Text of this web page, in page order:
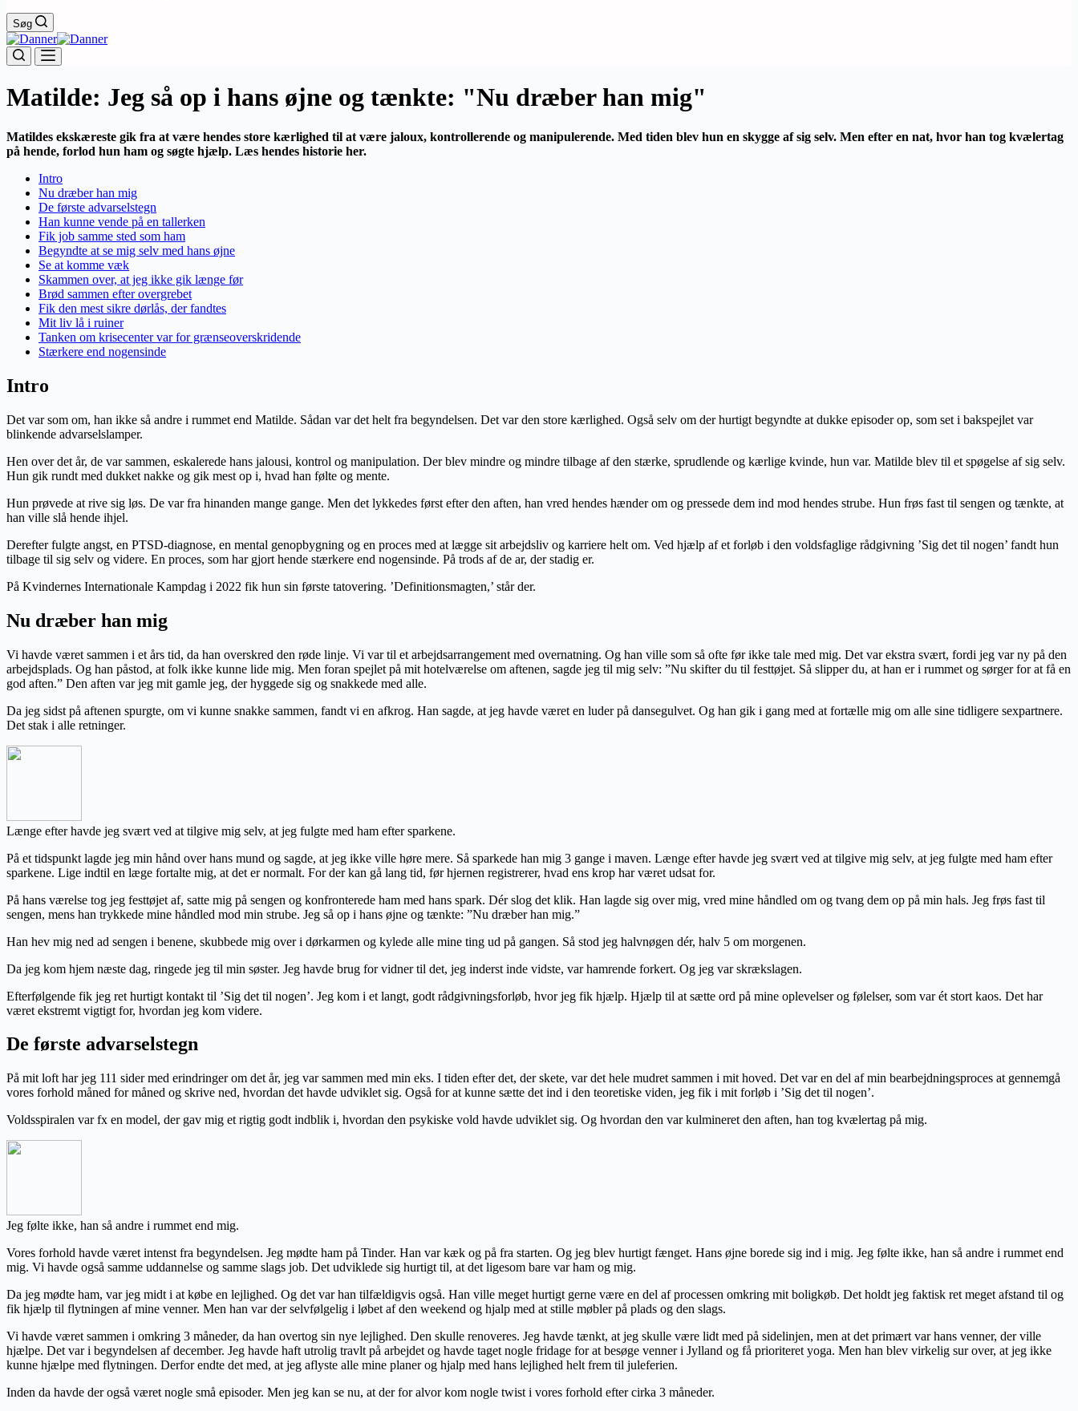
Søg
Matilde: Jeg så op i hans øjne og tænkte: "Nu dræber han mig"
Matildes ekskæreste gik fra at være hendes store kærlighed til at være jaloux, kontrollerende og manipulerende. Med tiden blev hun en skygge af sig selv. Men efter en nat, hvor han tog kvælertag
på hende, forlod hun ham og søgte hjælp. Læs hendes historie her.
Intro
Nu dræber han mig
De første advarselstegn
Han kunne vende på en tallerken
Fik job samme sted som ham
Begyndte at se mig selv med hans øjne
Se at komme væk
Skammen over, at jeg ikke gik længe før
Brød sammen efter overgrebet
Fik den mest sikre dørlås, der fandtes
Mit liv lå i ruiner
Tanken om krisecenter var for grænseoverskridende
Stærkere end nogensinde
Intro
Det var som om, han ikke så andre i rummet end Matilde. Sådan var det helt fra begyndelsen. Det var den store kærlighed. Også selv om der hurtigt begyndte at dukke episoder op, som set i bakspejlet var
blinkende advarselslamper.
Hen over det år, de var sammen, eskalerede hans jalousi, kontrol og manipulation. Der blev mindre og mindre tilbage af den stærke, sprudlende og kærlige kvinde, hun var. Matilde blev til et spøgelse af sig selv.
Hun gik rundt med dukket nakke og gik mest op i, hvad han følte og mente.
Hun prøvede at rive sig løs. De var fra hinanden mange gange. Men det lykkedes først efter den aften, han vred hendes hænder om og pressede dem ind mod hendes strube. Hun frøs fast til sengen og tænkte, at
han ville slå hende ihjel.
Derefter fulgte angst, en PTSD-diagnose, en mental genopbygning og en proces med at lægge sit arbejdsliv og karriere helt om. Ved hjælp af et forløb i den voldsfaglige rådgivning ’Sig det til nogen’ fandt hun
tilbage til sig selv og videre. En proces, som har gjort hende stærkere end nogensinde. På trods af de ar, der stadig er.
På Kvindernes Internationale Kampdag i 2022 fik hun sin første tatovering. ’Definitionsmagten,’ står der.
Nu dræber han mig
Vi havde været sammen i et års tid, da han overskred den røde linje. Vi var til et arbejdsarrangement med overnatning. Og han ville som så ofte før ikke tale med mig. Det var ekstra svært, fordi jeg var ny på den
arbejdsplads. Og han påstod, at folk ikke kunne lide mig. Men foran spejlet på mit hotelværelse om aftenen, sagde jeg til mig selv: ”Nu skifter du til festtøjet. Så slipper du, at han er i rummet og sørger for at få en
god aften.” Den aften var jeg mit gamle jeg, der hyggede sig og snakkede med alle.
Da jeg sidst på aftenen spurgte, om vi kunne snakke sammen, fandt vi en afkrog. Han sagde, at jeg havde været en luder på dansegulvet. Og han gik i gang med at fortælle mig om alle sine tidligere sexpartnere.
Det stak i alle retninger.
Længe efter havde jeg svært ved at tilgive mig selv, at jeg fulgte med ham efter sparkene.
På et tidspunkt lagde jeg min hånd over hans mund og sagde, at jeg ikke ville høre mere. Så sparkede han mig 3 gange i maven. Længe efter havde jeg svært ved at tilgive mig selv, at jeg fulgte med ham efter
sparkene. Lige indtil en læge fortalte mig, at det er normalt. For der kan gå lang tid, før hjernen registrerer, hvad ens krop har været udsat for.
På hans værelse tog jeg festtøjet af, satte mig på sengen og konfronterede ham med hans spark. Dér slog det klik. Han lagde sig over mig, vred mine håndled om og tvang dem op på min hals. Jeg frøs fast til
sengen, mens han trykkede mine håndled mod min strube. Jeg så op i hans øjne og tænkte: ”Nu dræber han mig.”
Han hev mig ned ad sengen i benene, skubbede mig over i dørkarmen og kylede alle mine ting ud på gangen. Så stod jeg halvnøgen dér, halv 5 om morgenen.
Da jeg kom hjem næste dag, ringede jeg til min søster. Jeg havde brug for vidner til det, jeg inderst inde vidste, var hamrende forkert. Og jeg var skrækslagen.
Efterfølgende fik jeg ret hurtigt kontakt til ’Sig det til nogen’. Jeg kom i et langt, godt rådgivningsforløb, hvor jeg fik hjælp. Hjælp til at sætte ord på mine oplevelser og følelser, som var ét stort kaos. Det har
været ekstremt vigtigt for, hvordan jeg kom videre.
De første advarselstegn
På mit loft har jeg 111 sider med erindringer om det år, jeg var sammen med min eks. I tiden efter det, der skete, var det hele mudret sammen i mit hoved. Det var en del af min bearbejdningsproces at gennemgå
vores forhold måned for måned og skrive ned, hvordan det havde udviklet sig. Også for at kunne sætte det ind i den teoretiske viden, jeg fik i mit forløb i ’Sig det til nogen’.
Voldsspiralen var fx en model, der gav mig et rigtig godt indblik i, hvordan den psykiske vold havde udviklet sig. Og hvordan den var kulmineret den aften, han tog kvælertag på mig.
Jeg følte ikke, han så andre i rummet end mig.
Vores forhold havde været intenst fra begyndelsen. Jeg mødte ham på Tinder. Han var kæk og på fra starten. Og jeg blev hurtigt fænget. Hans øjne borede sig ind i mig. Jeg følte ikke, han så andre i rummet end
mig. Vi havde også samme uddannelse og samme slags job. Det udviklede sig hurtigt til, at det ligesom bare var ham og mig.
Da jeg mødte ham, var jeg midt i at købe en lejlighed. Og det var han tilfældigvis også. Han ville meget hurtigt gerne være en del af processen omkring mit boligkøb. Det holdt jeg faktisk ret meget afstand til og
fik hjælp til flytningen af mine venner. Men han var der selvfølgelig i løbet af den weekend og hjalp med at stille møbler på plads og den slags.
Vi havde været sammen i omkring 3 måneder, da han overtog sin nye lejlighed. Den skulle renoveres. Jeg havde tænkt, at jeg skulle være lidt med på sidelinjen, men at det primært var hans venner, der ville
hjælpe. Det var i begyndelsen af december. Jeg havde haft utrolig travlt på arbejdet og havde taget nogle fridage for at besøge venner i Jylland og få prioriteret yoga. Men han blev virkelig sur over, at jeg ikke
kunne hjælpe med flytningen. Derfor endte det med, at jeg aflyste alle mine planer og hjalp med hans lejlighed helt frem til juleferien.
Inden da havde der også været nogle små episoder. Men jeg kan se nu, at der for alvor kom nogle twist i vores forhold efter cirka 3 måneder.